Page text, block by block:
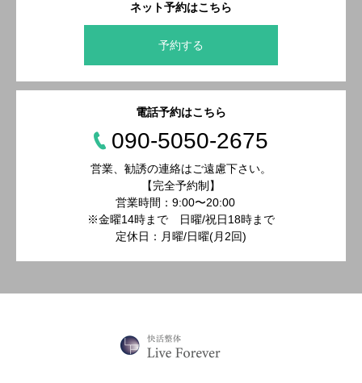
ネット予約はこちら
予約する
電話予約はこちら
090-5050-2675
営業、勧誘の連絡はご遠慮下さい。
【完全予約制】
営業時間：9:00〜20:00
※金曜14時まで 日曜/祝日18時まで
定休日：月曜/日曜(月2回)